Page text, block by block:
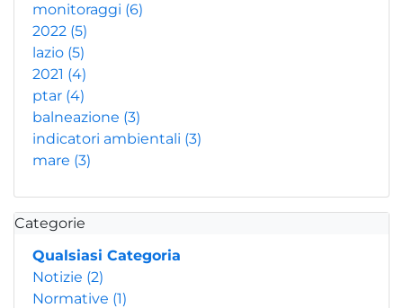
monitoraggi (6)
2022 (5)
lazio (5)
2021 (4)
ptar (4)
balneazione (3)
indicatori ambientali (3)
mare (3)
Categorie
Qualsiasi Categoria
Notizie (2)
Normative (1)